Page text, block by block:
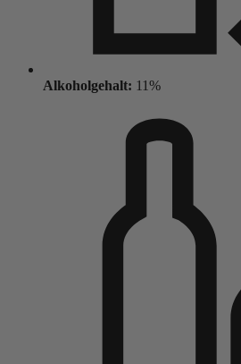
Alkoholgehalt: 11%